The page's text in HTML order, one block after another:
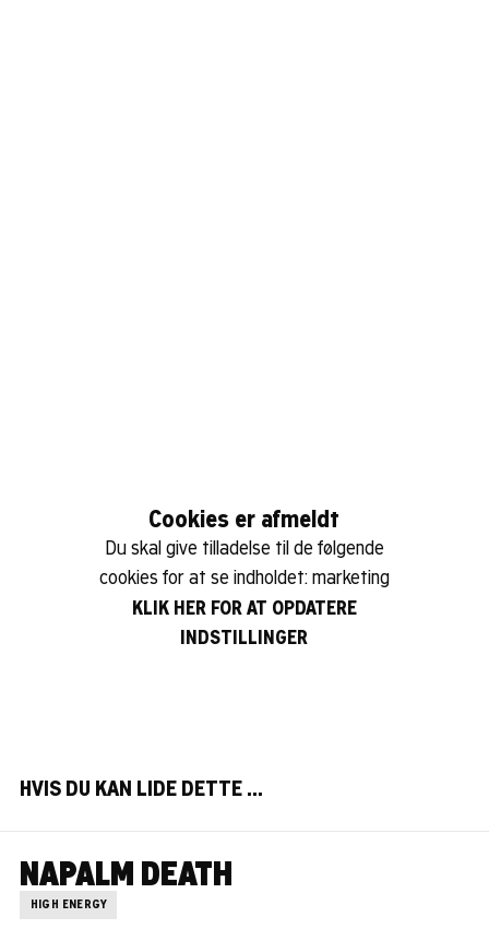
Cookies er afmeldt
Du skal give tilladelse til de følgende
cookies for at se indholdet: marketing
KLIK HER FOR AT OPDATERE
INDSTILLINGER
HVIS DU KAN LIDE DETTE …
NAPALM DEATH
HIGH ENERGY